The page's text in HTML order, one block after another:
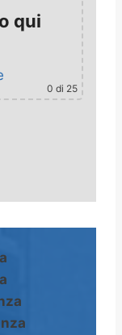
qui
0 di 25